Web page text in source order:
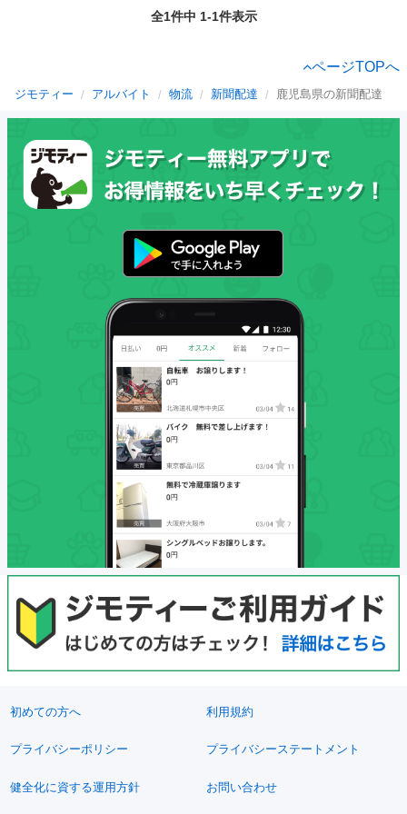
全1件中 1-1件表示
ページTOPへ
ジモティー アルバイト 物流 新聞配達 鹿児島県の新聞配達
初めての方へ 利用規約
プライバシーポリシー プライバシーステートメント
健全化に資する運用方針 お問い合わせ